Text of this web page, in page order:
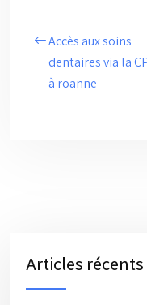
Accès aux soins
dentaires via la
à roanne
Articles récents